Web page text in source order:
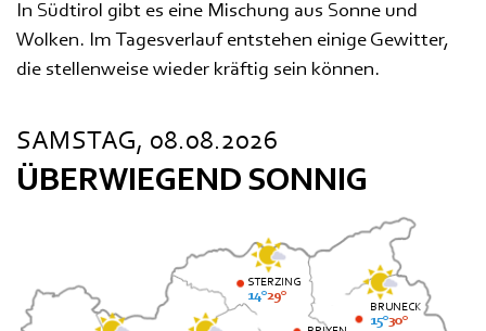
In Südtirol gibt es eine Mischung aus Sonne und
Wolken. Im Tagesverlauf entstehen einige Gewitter,
die stellenweise wieder kräftig sein können.
SAMSTAG, 08.08.2026
ÜBERWIEGEND SONNIG
STERZING
14°29°
BRUNECK
15°30°